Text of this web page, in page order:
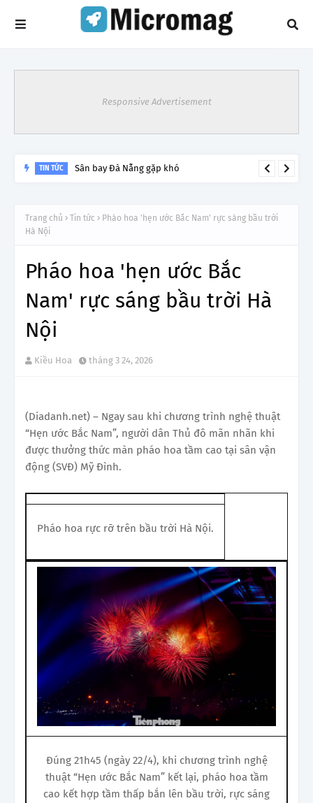
Responsive Advertisement
TIN TỨC Lý do tạm dừng khai thác một số đường bay từ 1/4
Trang chủ Tin tức
Pháo hoa 'hẹn ước Bắc Nam' rực sáng bầu trời
Hà Nội
Pháo hoa 'hẹn ước Bắc
Nam' rực sáng bầu trời Hà
Nội
Kiều Hoa tháng 3 24, 2026
(Diadanh.net) – Ngay sau khi chương trình nghệ thuật
“Hẹn ước Bắc Nam”, người dân Thủ đô mãn nhãn khi
được thưởng thức màn pháo hoa tầm cao tại sân vận
động (SVĐ) Mỹ Đình.
Pháo hoa rực rỡ trên bầu trời Hà Nội.
Đúng 21h45 (ngày 22/4), khi chương trình nghệ
thuật “Hẹn ước Bắc Nam” kết lại, pháo hoa tầm
cao kết hợp tầm thấp bắn lên bầu trời, rực sáng